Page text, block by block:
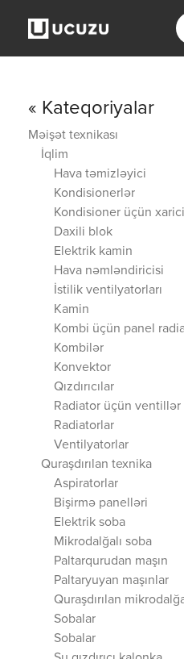
« Kateqoriyalar
Məişət texnikası
İqlim
Hava təmizləyici
Kondisionerlər
Kondisioner üçün
Daxili blok
Elektrik kamin
Hava nəmləndiricisi
İstilik ventilyatorları
Kamin
Kombi üçün panel
Kombilər
Konvektor
Qızdırıcılar
Radiator üçün ventillər
Radiatorlar
Ventilyatorlar
Quraşdırılan texnika
Aspiratorlar
Bişirmə panelləri
Elektrik soba
Mikrodalğalı soba
Paltarqurudan maşın
Paltaryuyan maşınlar
Quraşdırılan
Sobalar
Sobalar